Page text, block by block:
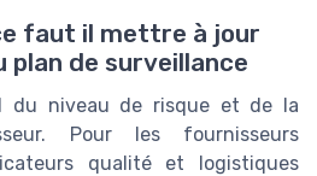
faut il mettre à jour
plan de surveillance
du niveau de risque et de la
Pour les fournisseurs
qualité et logistiques